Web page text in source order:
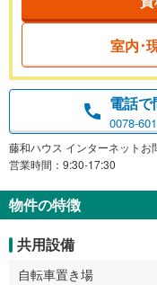
室内･
電話
0078-
藤和ハウス インターネットお
営業時間：9:30-17:30
物件の特徴
共用設備
自転車置き場